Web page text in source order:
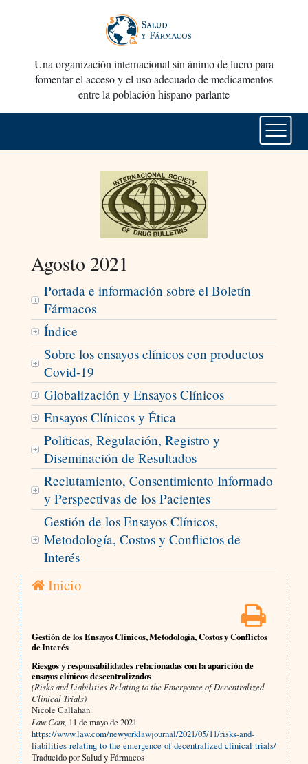
Una organización internacional sin ánimo de lucro para
fomentar el acceso y el uso adecuado de medicamentos
entre la población hispano-parlante
Agosto 2021
Portada e información sobre el Boletín
Fármacos
Índice
Sobre los ensayos clínicos con productos
Covid-19
Globalización y Ensayos Clínicos
Ensayos Clínicos y Ética
Políticas, Regulación, Registro y
Diseminación de Resultados
Reclutamiento, Consentimiento Informado
y Perspectivas de los Pacientes
Gestión de los Ensayos Clínicos,
Metodología, Costos y Conflictos de
Interés
Inicio
Gestión de los Ensayos Clínicos, Metodología, Costos y Conflictos
de Interés
Riesgos y responsabilidades relacionadas con la aparición de
ensayos clínicos descentralizados
(Risks and Liabilities Relating to the Emergence of Decentralized
Clinical Trials)
Nicole Callahan
Law.Com, 11 de mayo de 2021
https://www.law.com/newyorklawjournal/2021/05/11/risks-and-
liabilities-relating-to-the-emergence-of-decentralized-clinical-trials/
Traducido por Salud y Fármacos